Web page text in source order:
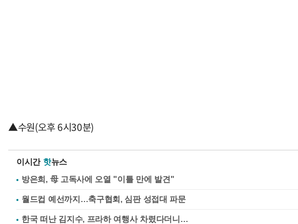
▲수원(오후 6시30분)
이시간 핫뉴스
방은희, 母 고독사에 오열 "이틀 만에 발견"
월드컵 예선까지…축구협회, 심판 성접대 파문
한국 떠난 김지수, 프라하 여행사 차렸다더니…